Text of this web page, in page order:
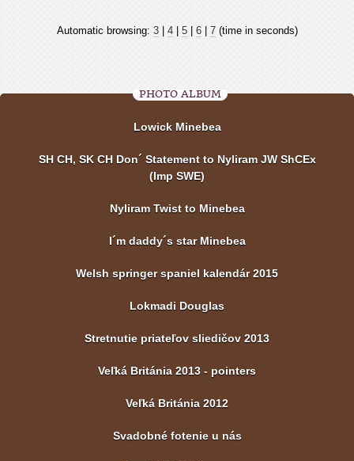
Automatic browsing: 3| 4| 5| 6| 7(time in seconds)
PHOTO ALBUM
Lowick Minebea
SH CH, SK CH Don´ Statement to Nyliram JW ShCEx
(Imp SWE)
Nyliram Twist to Minebea
I´m daddy´s star Minebea
Welsh springer spaniel kalendár 2015
Lokmadi Douglas
Stretnutie priateľov sliedičov 2013
Veľká Británia 2013 - pointers
Veľká Británia 2012
Svadobné fotenie u nás